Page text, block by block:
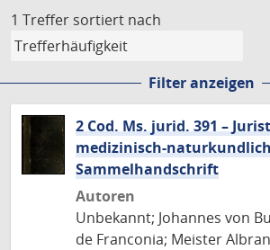
1 Treffer sortiert nach
Filter anzeigen
2 Cod. Ms. jurid. 391 –
medizinisch-
Sammelhandschrift
Autoren
Unbekannt; Johannes von
de Franconia; Meister